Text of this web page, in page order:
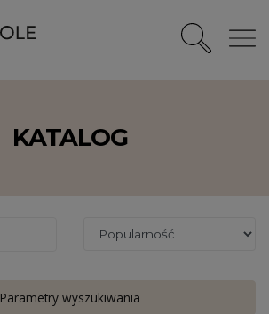
KATALOG
Parametry wyszukiwania